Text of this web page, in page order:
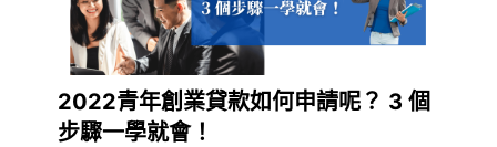
2022青年創業貸款如何申請呢？ 3 個
步驟一學就會！